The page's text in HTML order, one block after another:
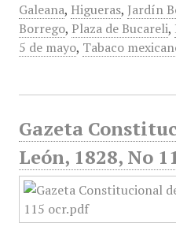
Galeana, Higueras, Jardín
Borrego, Plaza de Bucareli,
5 de mayo, Tabaco
Gazeta
León, 1828, No